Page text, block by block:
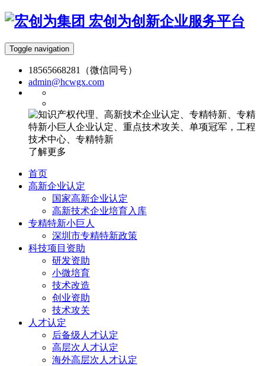
宏创为创新企业服务平台
Toggle navigation
18565668281（微信同号）
admin@hcwgx.com
了解更多
首页
高新企业认定
国家高新企业认定
高新技术企业培育入库
专精特新小巨人
深圳市专精特新政策
科技项目资助
研发资助
小微培育
技术改造
创业资助
技术攻关
人才认定
后备级人才认定
高层次人才认定
海外高层次人才认定